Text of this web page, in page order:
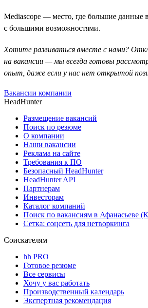
Mediascope — место, где большие данные
с большими возможностями.
Хотите развиваться вместе с нами?
на вакансии — мы всегда готовы
опыт, даже если у нас нет открытой
Вакансии компании
HeadHunter
Размещение вакансий
Поиск по резюме
О компании
Наши вакансии
Реклама на сайте
Требования к ПО
Безопасный HeadHunter
HeadHunter API
Партнерам
Инвесторам
Каталог компаний
Поиск по вакансиям в Афанасьеве
Сетка: соцсеть для нетворкинга
Соискателям
hh PRO
Готовое резюме
Все сервисы
Хочу у вас работать
Производственный календарь
Экспертная рекомендация